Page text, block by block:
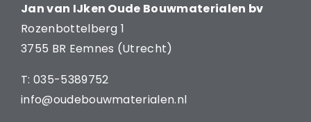
Jan van IJken Oude Bouwmaterialen bv
Rozenbottelberg 1
3755 BR Eemnes (Utrecht)
T: 035-5389752
info@oudebouwmaterialen.nl